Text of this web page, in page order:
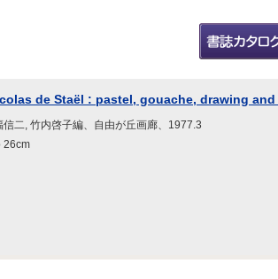
de Staël : pastel, gouache, drawing
信二, 竹内啓子編、自由が丘画廊、1977.3
26cm